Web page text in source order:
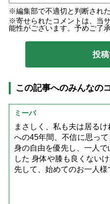
編集部で不適切と判断され
寄せられたコメントは、当
能性がございます。予めご了承
この記事へのみんなの
ミーバ
まさしく、私も夫は居る
への45年間、不信に思っ
身の自由を優先し、一人
した 身体や膝も良くない
先して、始めてのお一人様